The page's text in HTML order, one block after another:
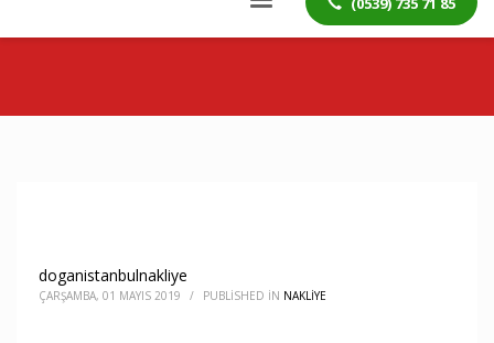
doganistanbulnakliye
ÇARŞAMBA, 01 MAYIS 2019 / PUBLISHED IN NAKLIYE